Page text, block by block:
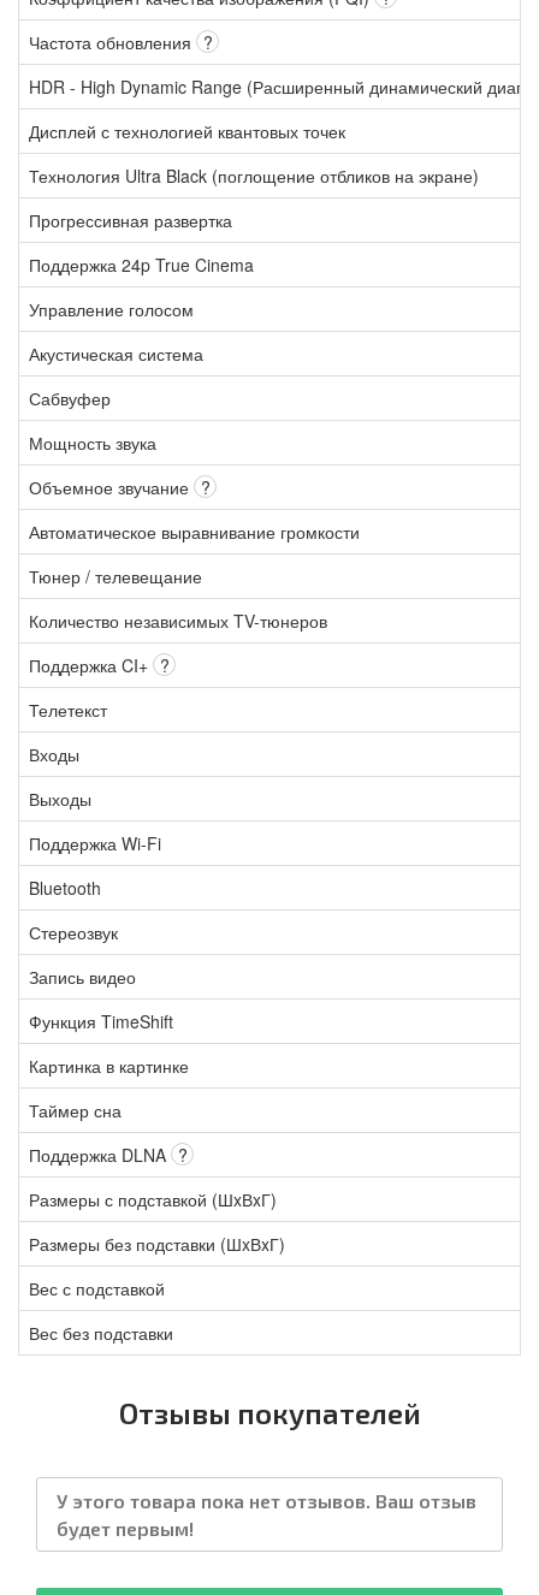
Частота обновления ?
HDR - High Dynamic Range (Расширенный динамический
Дисплей с технологией квантовых точек
Технология Ultra Black (поглощение отбликов на экране)
Прогрессивная развертка
Поддержка 24p True Cinema
Управление голосом
Акустическая система
Сабвуфер
Мощность звука
Объемное звучание ?
Автоматическое выравнивание громкости
Тюнер / телевещание
Количество независимых TV-тюнеров
Поддержка CI+ ?
Телетекст
Входы
Выходы
Поддержка Wi-Fi
Bluetooth
Стереозвук
Запись видео
Функция TimeShift
Картинка в картинке
Таймер сна
Поддержка DLNA ?
Размеры с подставкой (ШxВxГ)
Размеры без подставки (ШxВxГ)
Вес с подставкой
Вес без подставки
Отзывы покупателей
У этого товара пока нет отзывов. Ваш отзыв
будет первым!